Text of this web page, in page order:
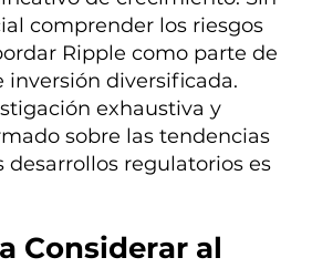
comprender los riesgos
Ripple como parte de
inversión diversificada.
exhaustiva y
sobre las tendencias
desarrollos regulatorios es
Considerar al